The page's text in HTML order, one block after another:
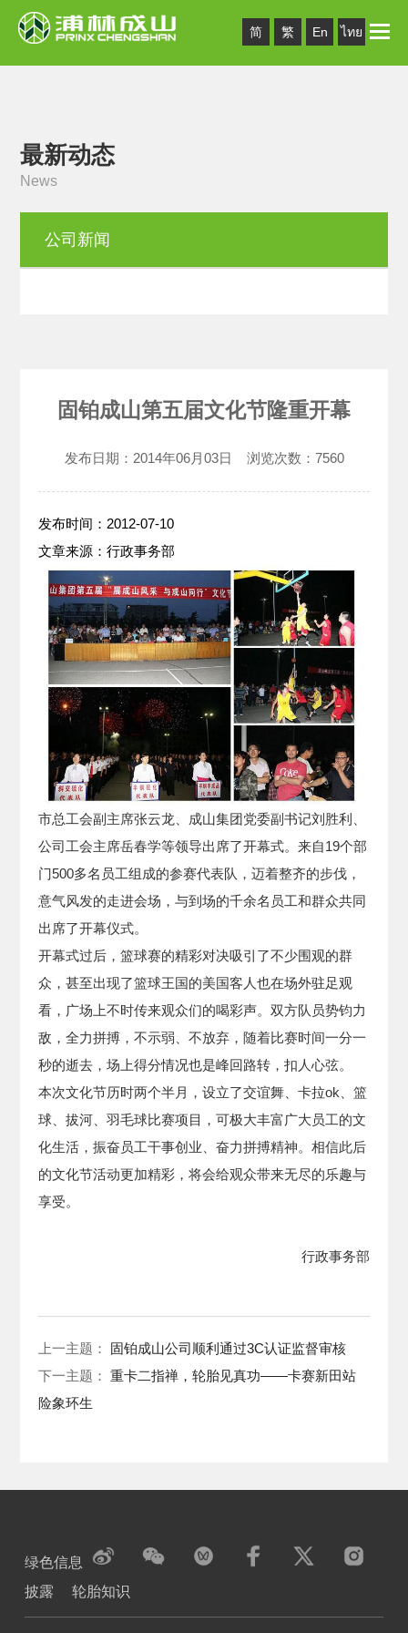
简 繁 En ไทย Toggle
最新动态
News
公司新闻
固铂成山第五届文化节隆重开幕
发布日期： 2014年06月03日 浏览次数： 7560
发布时间：2012-07-10
文章来源：行政事务部
市总工会副主席张云龙、成山集团党委副书记刘胜利、
公司工会主席岳春学等领导出席了开幕式。来自19个部
门500多名员工组成的参赛代表队，迈着整齐的步伐，
意气风发的走进会场，与到场的千余名员工和群众共同
出席了开幕仪式。
开幕式过后，篮球赛的精彩对决吸引了不少围观的群
众，甚至出现了篮球王国的美国客人也在场外驻足观
看，广场上不时传来观众们的喝彩声。双方队员势钧力
敌，全力拼搏，不示弱、不放弃，随着比赛时间一分一
秒的逝去，场上得分情况也是峰回路转，扣人心弦。
本次文化节历时两个半月，设立了交谊舞、卡拉ok、篮
球、拔河、羽毛球比赛项目，可极大丰富广大员工的文
化生活，振奋员工干事创业、奋力拼搏精神。相信此后
的文化节活动更加精彩，将会给观众带来无尽的乐趣与
享受。
行政事务部
上一主题： 固铂成山公司顺利通过3C认证监督审核
下一主题：重卡二指禅，轮胎见真功——卡赛新田站
险象环生
绿色信息
披露
轮胎知识